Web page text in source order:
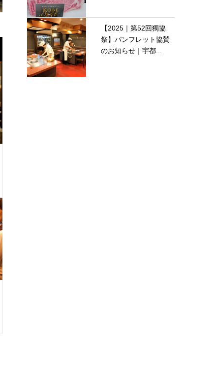
【2025｜第52回獨協
祭】パンフレット協賛
のお知らせ｜宇都...